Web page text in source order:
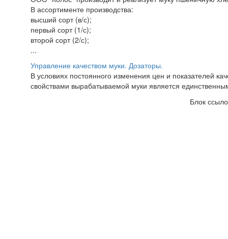
В ассортименте производства:
высший сорт (в/с);
первый сорт (1/с);
второй сорт (2/с);
...
Управление качеством муки. Дозаторы.
В условиях постоянного изменения цен и показателей
свойствами вырабатываемой муки является
Блок